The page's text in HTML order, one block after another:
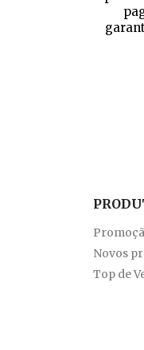
Novos
Top de